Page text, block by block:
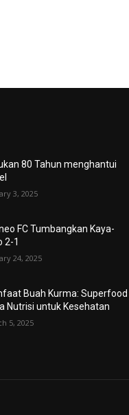
80 Tahun menghantui
3, 2025
FC Tumbangkan Kaya-
2-1
24, 2025
Buah Kurma: Superfood
Nutrisi untuk Kesehatan
5, 2025